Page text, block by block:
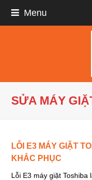
Menu
SỬA MÁY
LỖI E3 MÁY GIẶT
KHẮC PHỤC
Lỗi E3 máy giặt